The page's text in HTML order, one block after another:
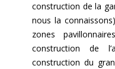
construction de la
nous la
zones
construction de
construction du